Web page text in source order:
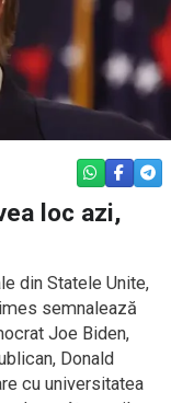
WHATSAPP
loc azi,
din Statele Unite,
semnalează
Joe Biden,
Donald
cu universitatea